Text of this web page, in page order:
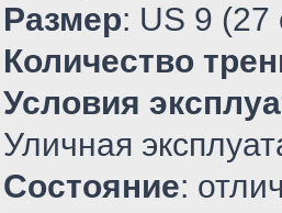
Размер: US 9 (27
Количество
Условия
Уличная
Состояние: